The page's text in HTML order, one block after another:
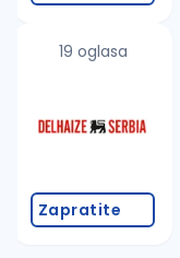
19 oglasa
Zapratite